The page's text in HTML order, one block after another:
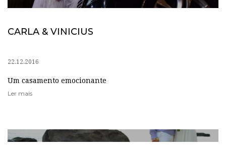
CARLA & VINICIUS
22.12.2016
Um casamento emocionante
Ler mais